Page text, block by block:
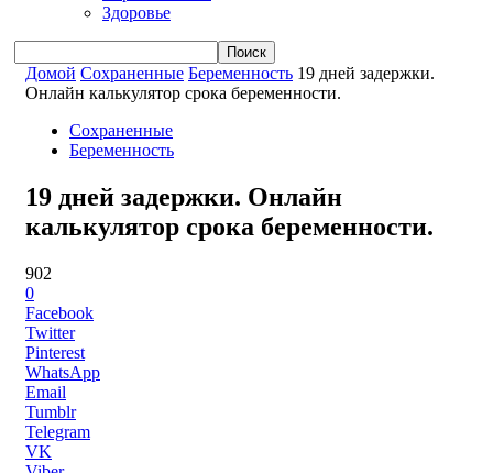
Здоровье
Домой Сохраненные Беременность 19 дней задержки.
Онлайн калькулятор срока беременности.
Сохраненные
Беременность
19 дней задержки. Онлайн
калькулятор срока беременности.
902
0
Facebook
Twitter
Pinterest
WhatsApp
Email
Tumblr
Telegram
VK